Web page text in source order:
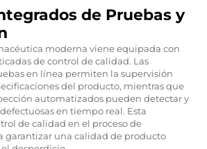
de Pruebas y
moderna viene equipada con
de control de calidad. Las
en línea permiten la supervisión
del producto, mientras que
automatizados pueden detectar y
en tiempo real. Esta
de calidad en el proceso de
garantizar una calidad de producto